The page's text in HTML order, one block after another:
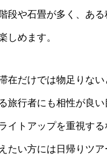
段や石畳が多く、あ
しめます。
在だけでは物足りな
旅行者にも相性が良い
イトアップを重視す
たい方には日帰りツ